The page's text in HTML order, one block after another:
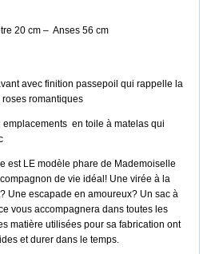
20 cm – Anses 56 cm
avec finition passepoil qui rappelle la
romantiques
emplacements en toile à matelas qui
est LE modèle phare de Mademoiselle
de vie idéal! Une virée à la
Une escapade en amoureux? Un sac à
vous accompagnera dans toutes les
matière utilisées pour sa fabrication ont
et durer dans le temps.